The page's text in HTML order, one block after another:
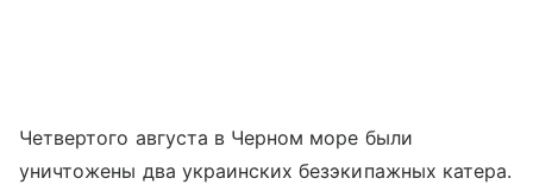
Четвертого августа в Черном море были
уничтожены два украинских безэкипажных катера.